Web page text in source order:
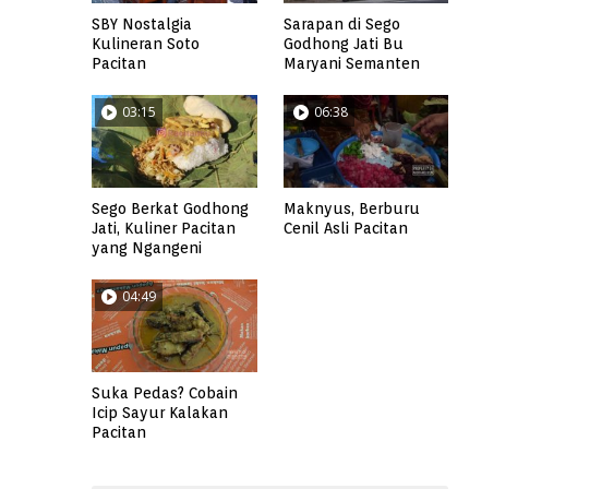
SBY Nostalgia
Kulineran Soto
Pacitan
Sarapan di Sego
Godhong Jati Bu
Maryani Semanten
03:15
Sego Berkat Godhong
Jati, Kuliner Pacitan
yang Ngangeni
06:38
Maknyus, Berburu
Cenil Asli Pacitan
04:49
Suka Pedas? Cobain
Icip Sayur Kalakan
Pacitan